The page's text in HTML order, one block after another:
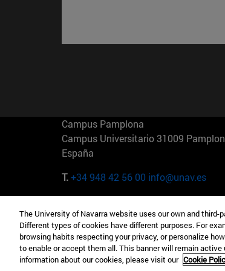
Campus Pamplona
Campus Universitario 31009
España
T.+34 948 42 56 00 info@unav.es
Camino del Cerro Águila 3 28023
Madrid España
T.+34 912 11 30 00
The University of Navarra website uses our own and
Different types of cookies have different purposes. For
browsing habits respecting your privacy, or personalize
to enable or accept them all. This banner will remain
information about our cookies, please visit our Cookie